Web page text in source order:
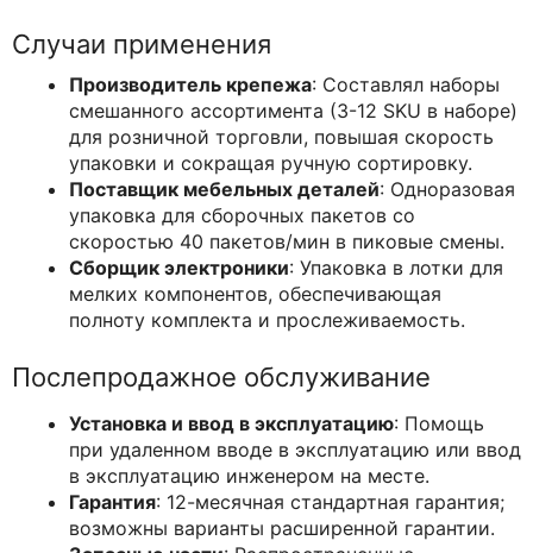
Случаи применения
Производитель крепежа: Составлял наборы
смешанного ассортимента (3-12 SKU в наборе)
для розничной торговли, повышая скорость
упаковки и сокращая ручную сортировку.
Поставщик мебельных деталей: Одноразовая
упаковка для сборочных пакетов со
скоростью 40 пакетов/мин в пиковые смены.
Сборщик электроники: Упаковка в лотки для
мелких компонентов, обеспечивающая
полноту комплекта и прослеживаемость.
Послепродажное обслуживание
Установка и ввод в эксплуатацию: Помощь
при удаленном вводе в эксплуатацию или ввод
в эксплуатацию инженером на месте.
Гарантия: 12-месячная стандартная гарантия;
возможны варианты расширенной гарантии.